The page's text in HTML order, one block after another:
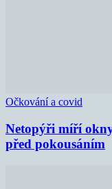
Očkování a covid
Netopýři míří
před pokousáním